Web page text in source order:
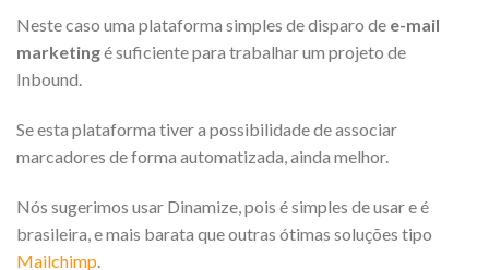
Neste caso uma plataforma simples de disparo de e-mail
marketingé suficiente para trabalhar um projeto de
Inbound.
Se esta plataforma tiver a possibilidade de associar
marcadores de forma automatizada, ainda melhor.
Nós sugerimos usar Dinamize, pois é simples de usar e é
brasileira, e mais barata que outras ótimas soluções tipo
Mailchimp